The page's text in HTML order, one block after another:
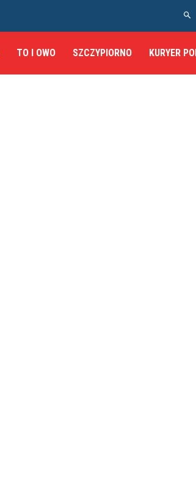
TO I OWO SZCZYPIORNO KURYER